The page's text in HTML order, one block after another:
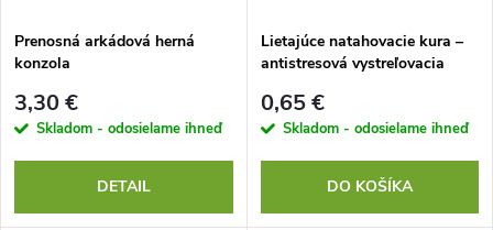
e
p
r
s
p
r
Prenosná arkádová herná
konzola
3,30 €
Skladom - odosielame ihneď
DETAIL
Lietajúce natahovacie kura –
antistresová vystreľovacia
0,65 €
Skladom - odosielame ihneď
DO KOŠÍKA